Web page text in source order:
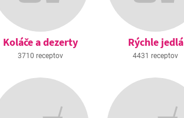
Koláče a dezerty
3710 receptov
Rýchle jedlá
4431 receptov